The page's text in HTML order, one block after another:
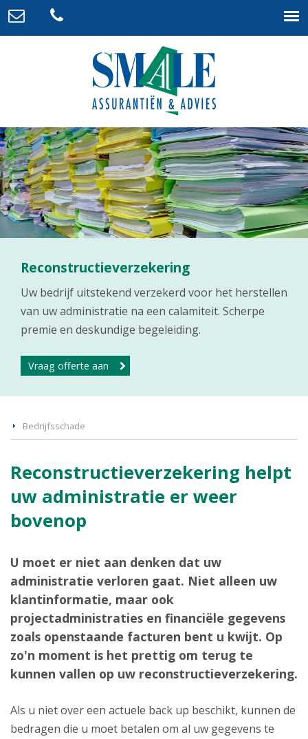
Reconstructieverzekering
Uw bedrijf uitstekend verzekerd voor het herstellen
van uw administratie na een calamiteit. Scherpe
premie en deskundige begeleiding.
Vraag offerte aan
Bedrijfsschade
Reconstructieverzekering helpt
uw administratie er weer
bovenop
U moet er niet aan denken dat uw
administratie verloren gaat. Niet alleen uw
klantinformatie, maar ook
projectadministraties en financiële gegevens
zoals openstaande facturen bent u kwijt. Op
zo'n moment is het prettig om terug te
kunnen vallen op uw reconstructieverzekering.
Als u niet over een actuele back up beschikt, kunnen de
bedragen die u moet betalen om al uw gegevens te